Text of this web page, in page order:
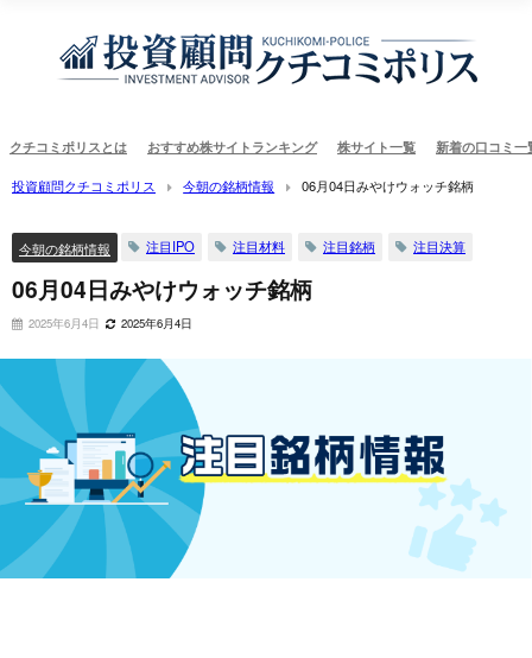
クチコミポリスとは おすすめ株サイトランキング 株サイト一覧 新着の口コミ一
投資顧問クチコミポリス 今朝の銘柄情報 06月04日みやけウォッチ銘柄
今朝の銘柄情報 注目IPO 注目材料 注目銘柄 注目決算
06月04日みやけウォッチ銘柄
2025年6月4日 2025年6月4日